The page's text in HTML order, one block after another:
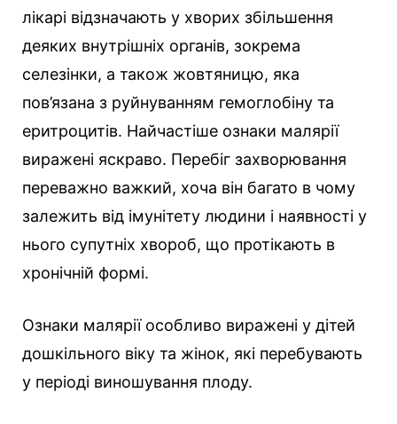
лікарі відзначають у хворих збільшення
деяких внутрішніх органів, зокрема
селезінки, а також жовтяницю, яка
пов’язана з руйнуванням гемоглобіну та
еритроцитів. Найчастіше ознаки малярії
виражені яскраво. Перебіг захворювання
переважно важкий, хоча він багато в чому
залежить від імунітету людини і наявності у
нього супутніх хвороб, що протікають в
хронічній формі.
Ознаки малярії особливо виражені у дітей
дошкільного віку та жінок, які перебувають
у періоді виношування плоду.